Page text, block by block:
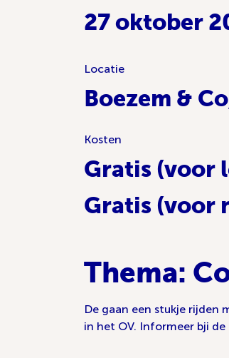
27 oktober
Locatie
Boezem &
Kosten
Gratis (voor
Gratis (voor
Thema:
De gaan een stukje rijden
in het OV. Informeer bji